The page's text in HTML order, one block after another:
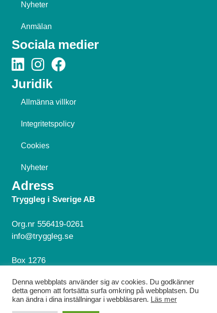
Nyheter
Anmälan
Sociala medier
Juridik
Allmänna villkor
Integritetspolicy
Cookies
Nyheter
Adress
Tryggleg i Sverige AB
Org.nr 556419-0261
info@tryggleg.se
Box 1276
Hör av dig!
© 2026 Tryggleg. Alla rättigheter reserverade.
Denna webbplats använder sig av cookies. Du godkänner
detta genom att fortsätta surfa omkring på webbplatsen. Du
kan ändra i dina inställningar i webbläsaren. Läs mer